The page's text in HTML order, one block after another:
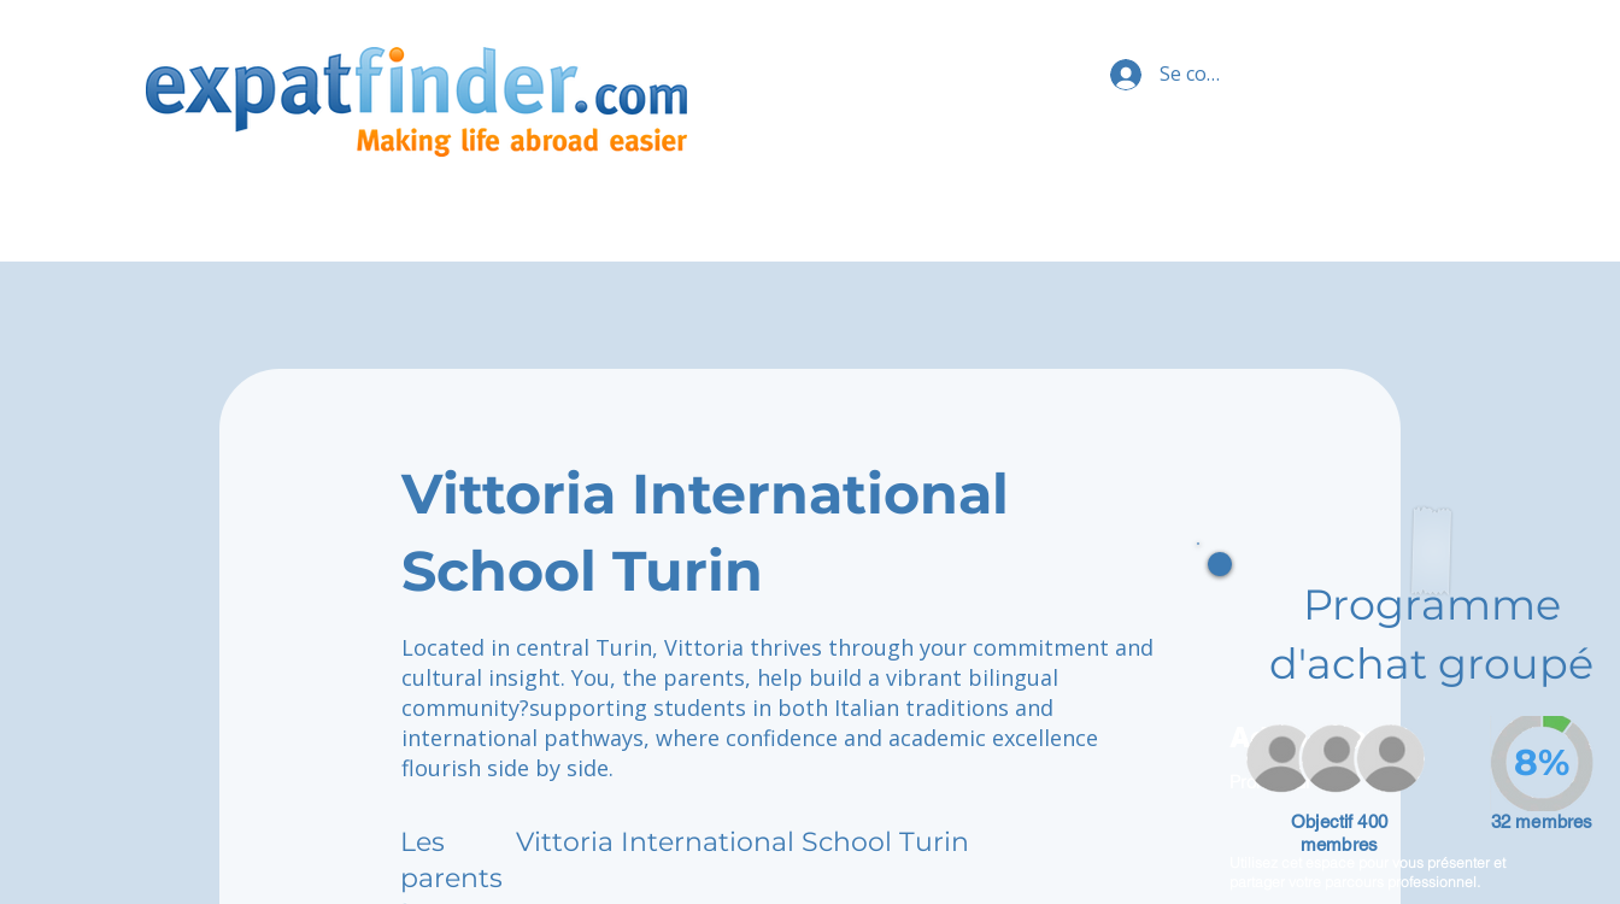
Se connecter
Vittoria International
School Turin
Located in central Turin, Vittoria thrives through your commitment and
cultural insight. You, the parents, help build a vibrant bilingual
community?supporting students in both Italian traditions and
international pathways, where confidence and academic excellence
flourish side by side.
Les
parents
Vittoria International School Turin
Adam Caar
Promoteur
Utilisez cet espace pour vous présenter et
partager votre parcours professionnel.
Programme
d'achat groupé
Objectif 400
membres
32 membres
8%